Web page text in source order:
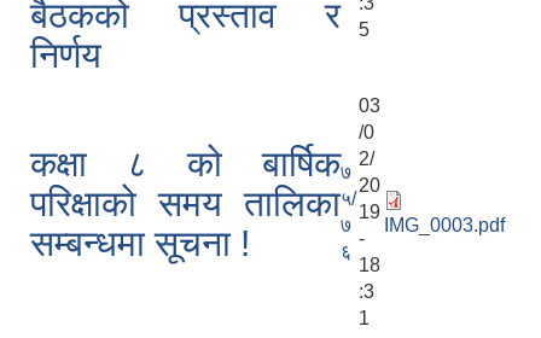
बैठकको प्रस्ताव र
निर्णय
5
कक्षा ८ को बार्षिक
परिक्षाको समय तालिका
सम्बन्धमा सूचना !
७
५/
७
६
03
/0
2/
20
19
-
18
:3
1
IMG_0003.pdf